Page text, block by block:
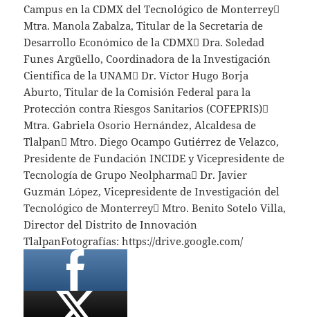
Campus en la CDMX del Tecnológico de Monterrey
Mtra. Manola Zabalza, Titular de la Secretaria de
Desarrollo Económico de la CDMX Dra. Soledad
Funes Argüello, Coordinadora de la Investigación
Científica de la UNAM Dr. Víctor Hugo Borja
Aburto, Titular de la Comisión Federal para la
Protección contra Riesgos Sanitarios (COFEPRIS)
Mtra. Gabriela Osorio Hernández, Alcaldesa de
Tlalpan Mtro. Diego Ocampo Gutiérrez de Velazco,
Presidente de Fundación INCIDE y Vicepresidente de
Tecnología de Grupo Neolpharma Dr. Javier
Guzmán López, Vicepresidente de Investigación del
Tecnológico de Monterrey Mtro. Benito Sotelo Villa,
Director del Distrito de Innovación
TlalpanFotografías: https://drive.google.com/